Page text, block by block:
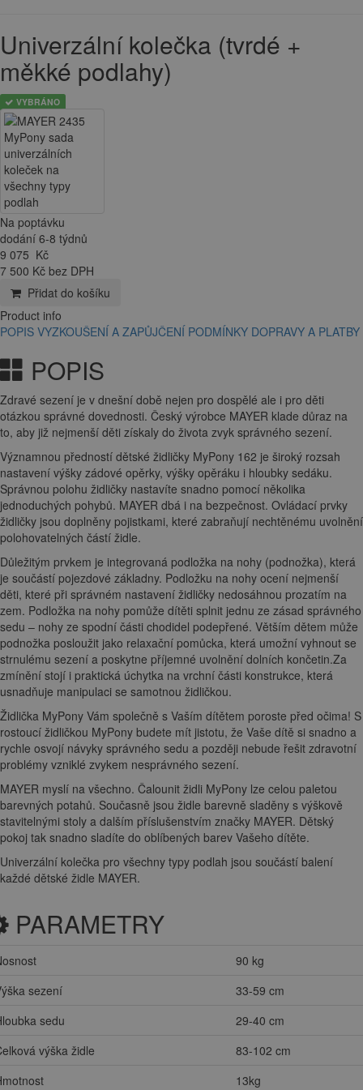
Univerzální kolečka (tvrdé +
měkké podlahy)
VYBRÁNO
Na poptávku
dodání 6-8 týdnů
9 075 Kč
7 500 Kč bez DPH
Přidat do košíku
Product info
POPIS VYZKOUŠENÍ A ZAPŮJČENÍ PODMÍNKY DOPRAVY A PLATBY
POPIS
Zdravé sezení je v dnešní době nejen pro dospělé ale i pro děti
otázkou správné dovednosti. Český výrobce MAYER klade důraz na
to, aby již nejmenší děti získaly do života zvyk správného sezení.
Významnou předností dětské židličky MyPony 162 je široký rozsah
nastavení výšky zádové opěrky, výšky opěráku i hloubky sedáku.
Správnou polohu židličky nastavíte snadno pomocí několika
jednoduchých pohybů. MAYER dbá i na bezpečnost. Ovládací prvky
židličky jsou doplněny pojistkami, které zabraňují nechtěnému uvolnění
polohovatelných částí židle.
Důležitým prvkem je integrovaná podložka na nohy (podnožka), která
je součástí pojezdové základny. Podložku na nohy ocení nejmenší
děti, které při správném nastavení židličky nedosáhnou prozatím na
zem. Podložka na nohy pomůže dítěti splnit jednu ze zásad správného
sedu – nohy ze spodní části chodidel podepřené. Větším dětem může
podnožka posloužit jako relaxační pomůcka, která umožní vyhnout se
strnulému sezení a poskytne příjemné uvolnění dolních končetin.Za
zmínění stojí i praktická úchytka na vrchní části konstrukce, která
usnadňuje manipulaci se samotnou židličkou.
Židlička MyPony Vám společně s Vaším dítětem poroste před očima! S
rostoucí židličkou MyPony budete mít jistotu, že Vaše dítě si snadno a
rychle osvojí návyky správného sedu a později nebude řešit zdravotní
problémy vzniklé zvykem nesprávného sezení.
MAYER myslí na všechno. Čalounit židli MyPony lze celou paletou
barevných potahů. Současně jsou židle barevně sladěny s výškově
stavitelnými stoly a dalším příslušenstvím značky MAYER. Dětský
pokoj tak snadno sladíte do oblíbených barev Vašeho dítěte.
Univerzální kolečka pro všechny typy podlah jsou součástí balení
každé dětské židle MAYER.
PARAMETRY
90 kg
sezení
33-59 cm
sedu
29-40 cm
výška židle
83-102 cm
13kg